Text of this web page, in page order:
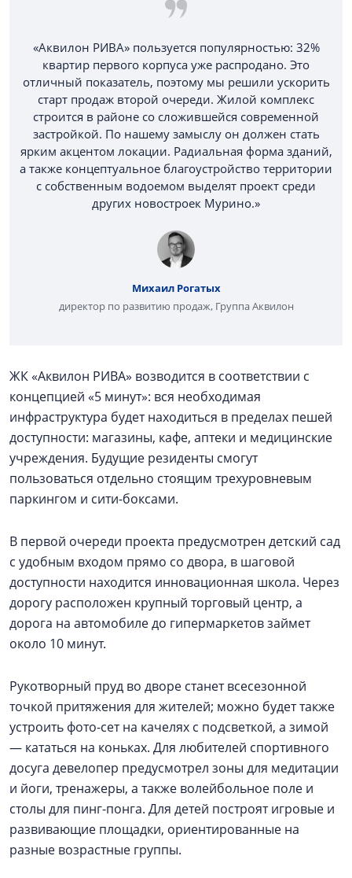
«Аквилон РИВА» пользуется популярностью: 32%
квартир первого корпуса уже распродано. Это
отличный показатель, поэтому мы решили ускорить
старт продаж второй очереди. Жилой комплекс
строится в районе со сложившейся современной
застройкой. По нашему замыслу он должен стать
ярким акцентом локации. Радиальная форма зданий,
а также концептуальное благоустройство территории
с собственным водоемом выделят проект среди
других новостроек Мурино.»
Михаил Рогатых
директор по развитию продаж, Группа Аквилон
ЖК «Аквилон РИВА» возводится в соответствии с
концепцией «5 минут»: вся необходимая
инфраструктура будет находиться в пределах пешей
доступности: магазины, кафе, аптеки и медицинские
учреждения. Будущие резиденты смогут
пользоваться отдельно стоящим трехуровневым
паркингом и сити-боксами.
В первой очереди проекта предусмотрен детский сад
с удобным входом прямо со двора, в шаговой
доступности находится инновационная школа. Через
дорогу расположен крупный торговый центр, а
дорога на автомобиле до гипермаркетов займет
около 10 минут.
Рукотворный пруд во дворе станет всесезонной
точкой притяжения для жителей; можно будет также
устроить фото-сет на качелях с подсветкой, а зимой
— кататься на коньках. Для любителей спортивного
досуга девелопер предусмотрел зоны для медитации
и йоги, тренажеры, а также волейбольное поле и
столы для пинг-понга. Для детей построят игровые и
развивающие площадки, ориентированные на
разные возрастные группы.